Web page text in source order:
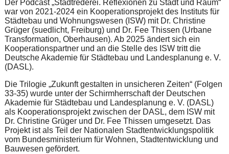
Der Podcast „Stadtrederei. Reflexionen zu Stadt und Raum“
war von 2021-2024 ein Kooperationsprojekt des Instituts für
Städtebau und Wohnungswesen (ISW) mit Dr. Christine
Grüger (suedlicht, Freiburg) und Dr. Fee Thissen (Urbane
Transformation, Oberhausen). Ab 2025 ändert sich ein
Kooperationspartner und an die Stelle des ISW tritt die
Deutsche Akademie für Städtebau und Landesplanung e. V.
(DASL).
Die Trilogie „Zukunft gestalten in unsicheren Zeiten“ (Folgen
33-35) wurde unter der Schirmherrschaft der Deutschen
Akademie für Städtebau und Landesplanung e. V. (DASL)
als Kooperationsprojekt zwischen der DASL, dem ISW mit
Dr. Christine Grüger und Dr. Fee Thissen umgesetzt. Das
Projekt ist als Teil der Nationalen Stadtentwicklungspolitik
vom Bundesministerium für Wohnen, Stadtentwicklung und
Bauwesen gefördert.